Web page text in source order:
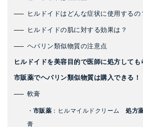
ヒルドイドはどんな症状に使用するの
ヒルドイドの肌に対する効果は？
ヘパリン類似物質の注意点
ヒルドイドを美容目的で医師に処方して
市販薬でヘパリン類似物質は購入できる！
軟膏
・ 市販薬 ：ヒルマイルドクリーム処方
膏